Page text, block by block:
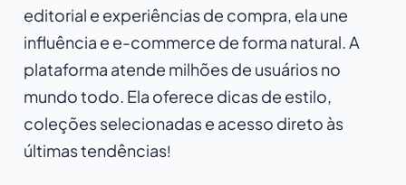
editorial e experiências de compra, ela une
influência e e-commerce de forma natural. A
plataforma atende milhões de usuários no
mundo todo. Ela oferece dicas de estilo,
coleções selecionadas e acesso direto às
últimas tendências!